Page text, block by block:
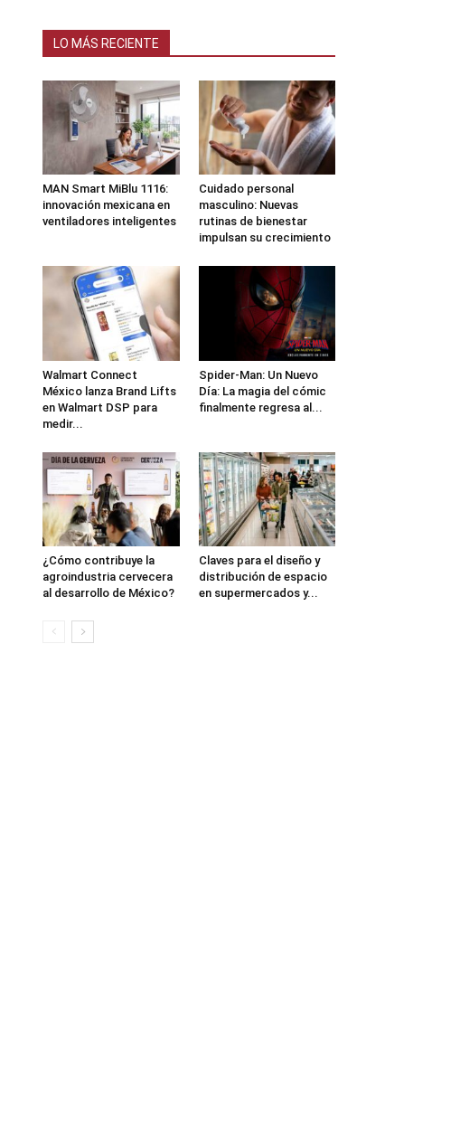
LO MÁS RECIENTE
MAN Smart MiBlu 1116:
innovación mexicana en
ventiladores inteligentes
Cuidado personal
masculino: Nuevas
rutinas de bienestar
impulsan su crecimiento
Walmart Connect
México lanza Brand Lifts
en Walmart DSP para
medir...
Spider-Man: Un Nuevo
Día: La magia del cómic
finalmente regresa al...
¿Cómo contribuye la
agroindustria cervecera
al desarrollo de México?
Claves para el diseño y
distribución de espacio
en supermercados y...